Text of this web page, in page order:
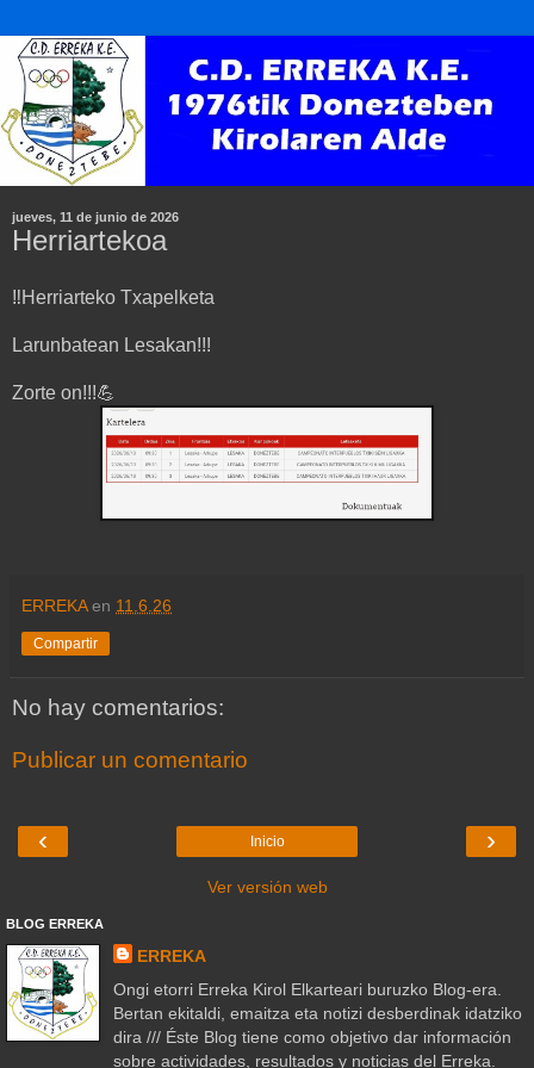
jueves, 11 de junio de 2026
Herriartekoa
‼️Herriarteko Txapelketa
Larunbatean Lesakan!!!
Zorte on!!!💪
ERREKA en 11.6.26
Compartir
No hay comentarios:
Publicar un comentario
‹ ›
Inicio
Ver versión web
BLOG ERREKA
ERREKA
Ongi etorri Erreka Kirol Elkarteari buruzko Blog-era.
Bertan ekitaldi, emaitza eta notizi desberdinak idatziko
dira /// Éste Blog tiene como objetivo dar información
sobre actividades, resultados y noticias del Erreka.